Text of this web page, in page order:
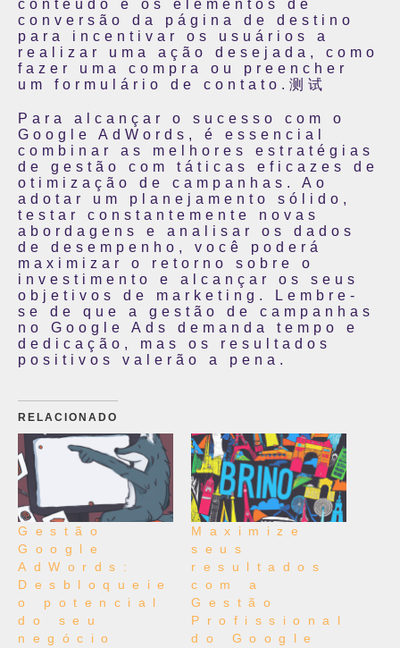
conteúdo e os elementos de
conversão da página de destino
para incentivar os usuários a
realizar uma ação desejada, como
fazer uma compra ou preencher
um formulário de contato.测试
Para alcançar o sucesso com o
Google AdWords, é essencial
combinar as melhores estratégias
de gestão com táticas eficazes de
otimização de campanhas. Ao
adotar um planejamento sólido,
testar constantemente novas
abordagens e analisar os dados
de desempenho, você poderá
maximizar o retorno sobre o
investimento e alcançar os seus
objetivos de marketing. Lembre-
se de que a gestão de campanhas
no Google Ads demanda tempo e
dedicação, mas os resultados
positivos valerão a pena.
RELACIONADO
Gestão
Google
AdWords:
Desbloqueie
o potencial
do seu
negócio
Maximize
seus
resultados
com a
Gestão
Profissional
do Google